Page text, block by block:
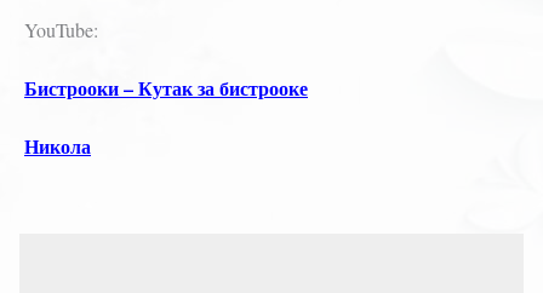
YouTube:
Бистрооки – Кутак за бистрооке
Никола